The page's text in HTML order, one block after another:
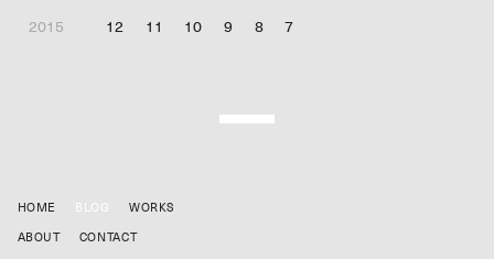
2015 12 11 10 9 8 7
HOME BLOG
WORKS
ABOUT
CONTACT